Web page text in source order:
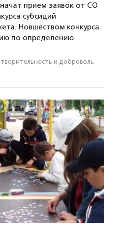
прием заявок от СО
субсидий
Новшеством конкурса
по определению
и доброволь­